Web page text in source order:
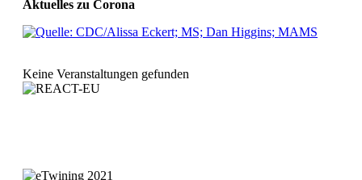
Aktuelles zu Corona
Keine Veranstaltungen gefunden